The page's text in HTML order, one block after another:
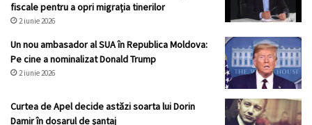
fiscale pentru a opri migrația tinerilor
2 iunie 2026
Un nou ambasador al SUA în Republica Moldova:
Pe cine a nominalizat Donald Trump
2 iunie 2026
Curtea de Apel decide astăzi soarta lui Dorin
Damir în dosarul de șantaj